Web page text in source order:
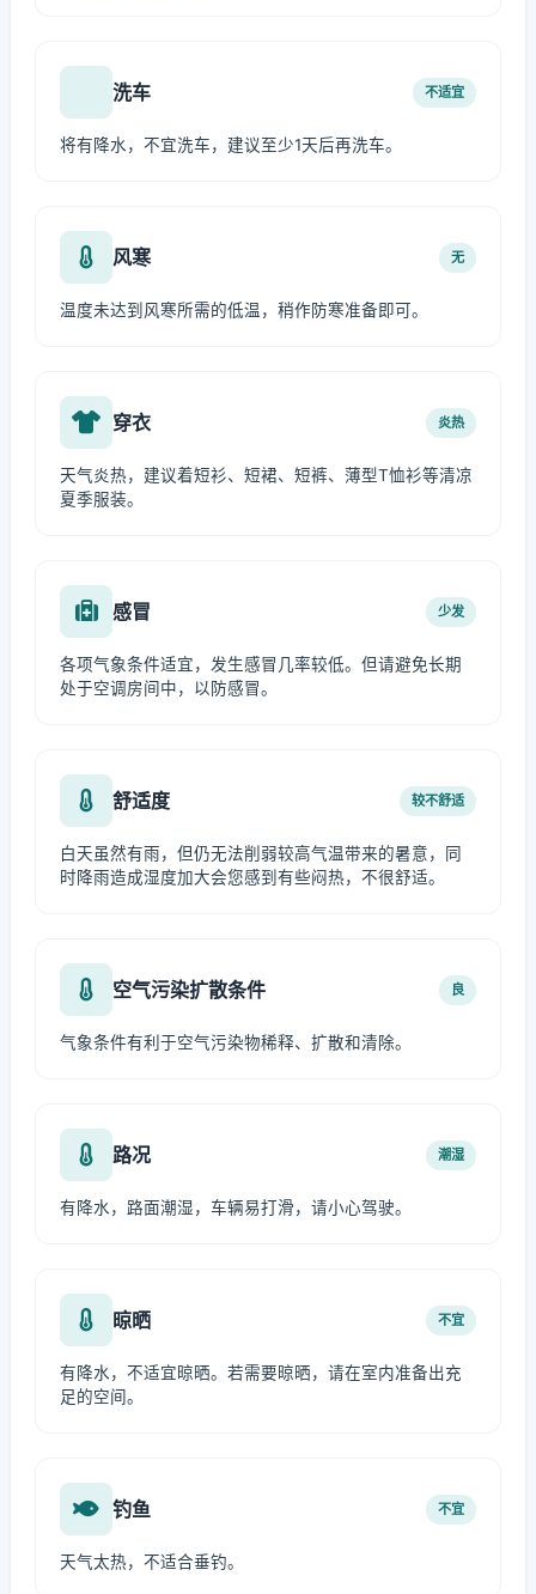
洗车 不适宜
将有降水，不宜洗车，建议至少1天后再洗车。
风寒 无
温度未达到风寒所需的低温，稍作防寒准备即可。
穿衣 炎热
天气炎热，建议着短衫、短裙、短裤、薄型T恤衫等清凉
夏季服装。
感冒 少发
各项气象条件适宜，发生感冒几率较低。但请避免长期
处于空调房间中，以防感冒。
舒适度 较不舒适
白天虽然有雨，但仍无法削弱较高气温带来的暑意，同
时降雨造成湿度加大会您感到有些闷热，不很舒适。
空气污染扩散条件 良
气象条件有利于空气污染物稀释、扩散和清除。
路况 潮湿
有降水，路面潮湿，车辆易打滑，请小心驾驶。
晾晒 不宜
有降水，不适宜晾晒。若需要晾晒，请在室内准备出充
足的空间。
钓鱼 不宜
天气太热，不适合垂钓。